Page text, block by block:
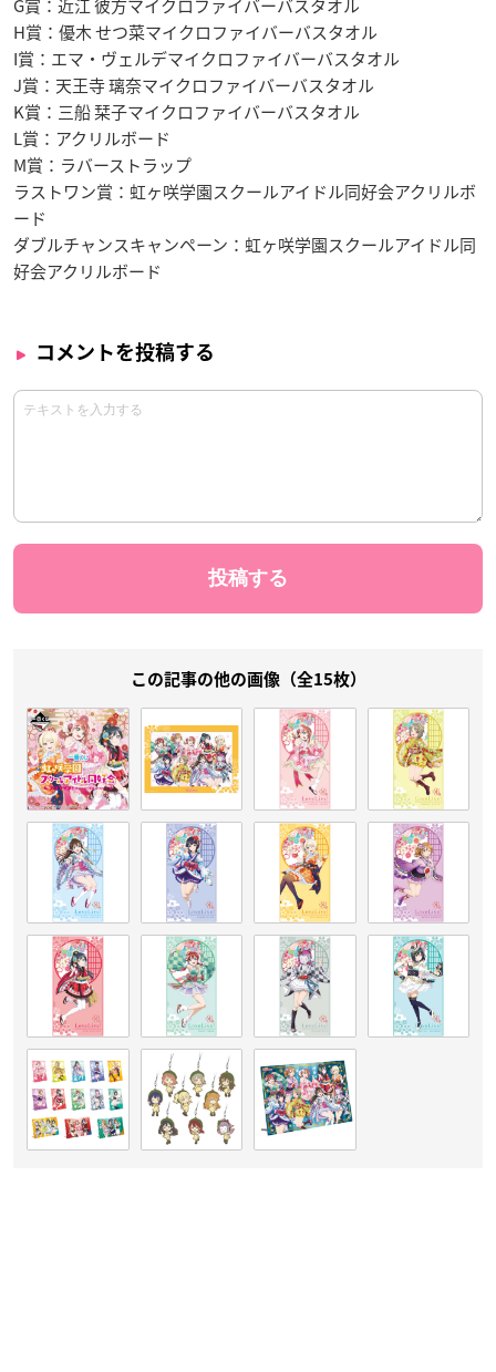
G賞：近江 彼方マイクロファイバーバスタオル
H賞：優木 せつ菜マイクロファイバーバスタオル
I賞：エマ・ヴェルデマイクロファイバーバスタオル
J賞：天王寺 璃奈マイクロファイバーバスタオル
K賞：三船 栞子マイクロファイバーバスタオル
L賞：アクリルボード
M賞：ラバーストラップ
ラストワン賞：虹ヶ咲学園スクールアイドル同好会アクリルボ
ード
ダブルチャンスキャンペーン：虹ヶ咲学園スクールアイドル同
好会アクリルボード
コメントを投稿する
この記事の他の画像（全15枚）